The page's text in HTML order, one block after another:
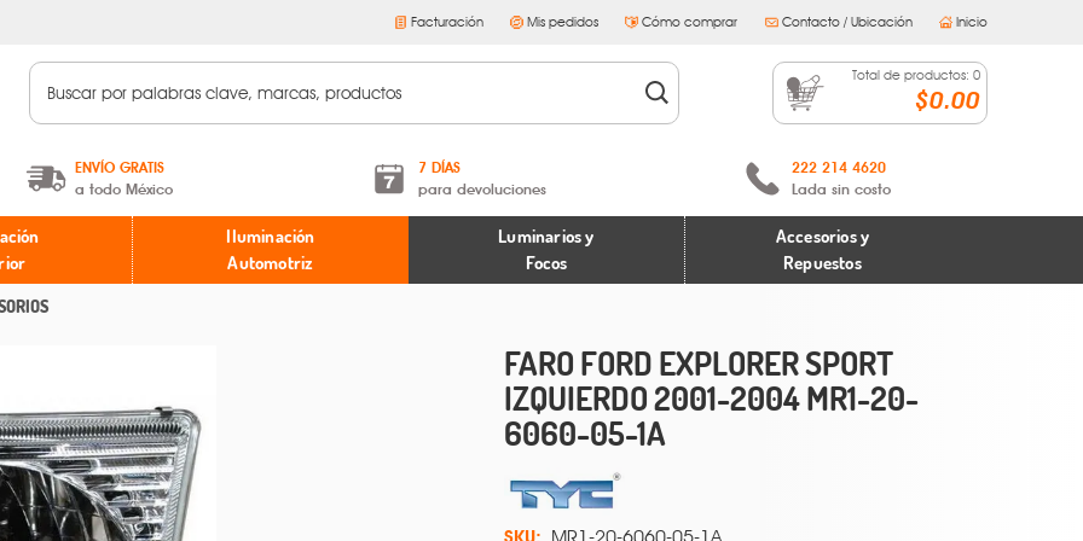
Facturación Mis pedidos Cómo comprar Contacto / Ubicación Inicio
Total de productos: 0
$0.00
ENVÍO GRATIS
a todo México
A partir de $599 MXN.
* Aplican restricciones
7 DÍAS
para devoluciones
Términos y condiciones
Políticas de devoluciones
222 214 4620
Lada sin costo
Iluminación
Automotriz
Luminarios y
Focos
Accesorios y
Repuestos
FARO FORD EXPLORER SPORT
IZQUIERDO 2001-2004 MR1-20-
6060-05-1A